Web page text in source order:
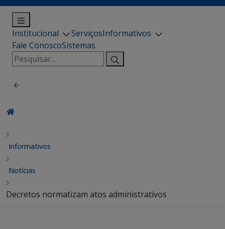
Institucional ServiçosInformativos
Fale ConoscoSistemas
Pesquisar
por:
Informativos
Notícias
Decretos normatizam atos administrativos